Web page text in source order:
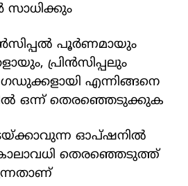
പൂര്‍ണമായും
പ്രിന്‍സിപ്പലും
എന്നിങ്ങനെ
ഒന്ന് തെരഞ്ഞെടുക്കുക
ഓപ്ഷനില്‍
തെരഞ്ഞെടുത്ത്